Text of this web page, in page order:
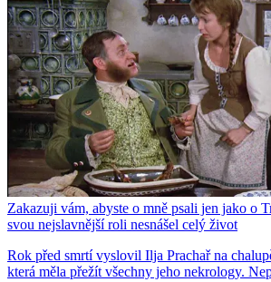
Zakazuji vám, abyste o mně psali jen jako o
svou nejslavnější roli nesnášel celý život
Rok před smrtí vyslovil Ilja Prachař na
která měla přežít všechny jeho nekrology.